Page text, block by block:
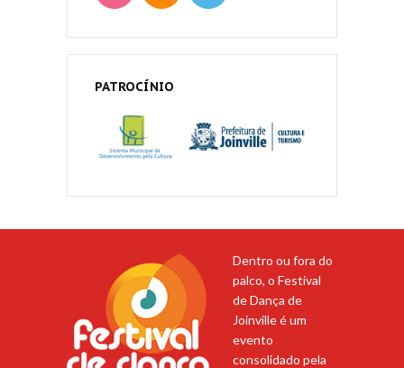
PATROCÍNIO
Dentro ou fora do
palco, o Festival
de Dança de
Joinville é um
evento
consolidado pela